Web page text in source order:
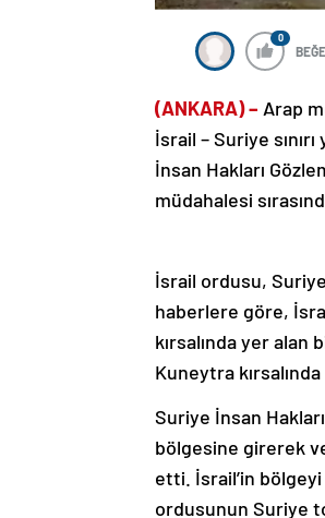
0
(ANKARA) – Arap
İsrail – Suriye
İnsan Hakları
müdahalesi
İsrail ordusu,
haberlere göre,
kırsalında yer
Kuneytra
Suriye İnsan
bölgesine girerek
etti. İsrail’in
ordusunun Suriye